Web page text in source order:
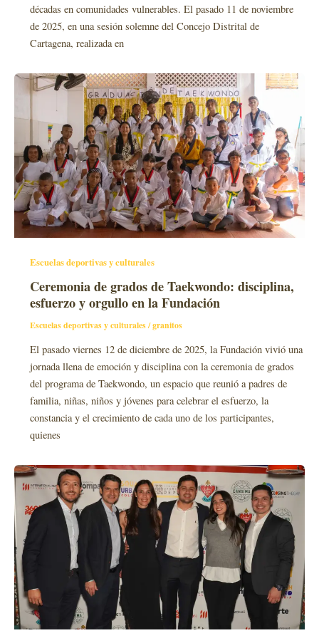
décadas en comunidades vulnerables. El pasado 11 de noviembre
de 2025, en una sesión solemne del Concejo Distrital de
Cartagena, realizada en
Escuelas deportivas y culturales
Ceremonia de grados de Taekwondo: disciplina,
esfuerzo y orgullo en la Fundación
Escuelas deportivas y culturales/granitos
El pasado viernes 12 de diciembre de 2025, la Fundación vivió una
jornada llena de emoción y disciplina con la ceremonia de grados
del programa de Taekwondo, un espacio que reunió a padres de
familia, niñas, niños y jóvenes para celebrar el esfuerzo, la
constancia y el crecimiento de cada uno de los participantes,
quienes